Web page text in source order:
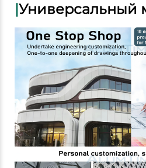
|Универсальный